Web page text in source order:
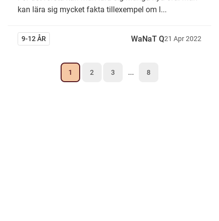
kan lära sig mycket fakta tillexempel om l...
9-12 ÅR WaNaT Q21 Apr2022
1 2 3 ... 8